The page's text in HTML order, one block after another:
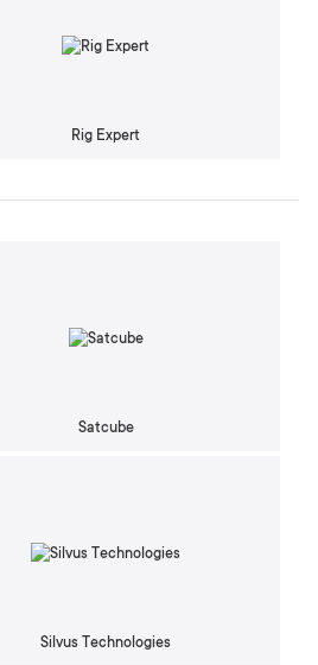
Rig Expert
Satcube
Silvus Technologies